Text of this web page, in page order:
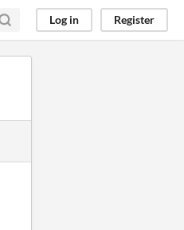
Log in Register